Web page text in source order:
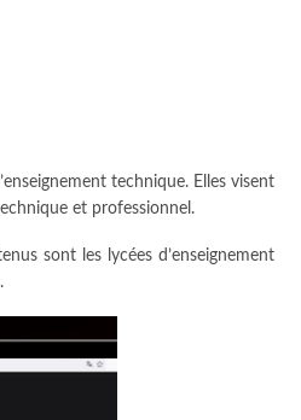
technique. Elles visent
et professionnel.
sont les lycées d’enseignement